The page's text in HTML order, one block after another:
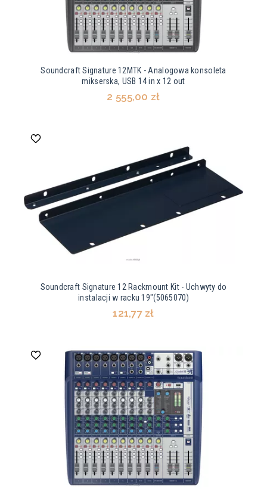
Soundcraft Signature 12MTK - Analogowa konsoleta
mikserska, USB 14 in x 12 out
2 555,00 zł
Soundcraft Signature 12 Rackmount Kit - Uchwyty do
instalacji w racku 19"(5065070)
121,77 zł